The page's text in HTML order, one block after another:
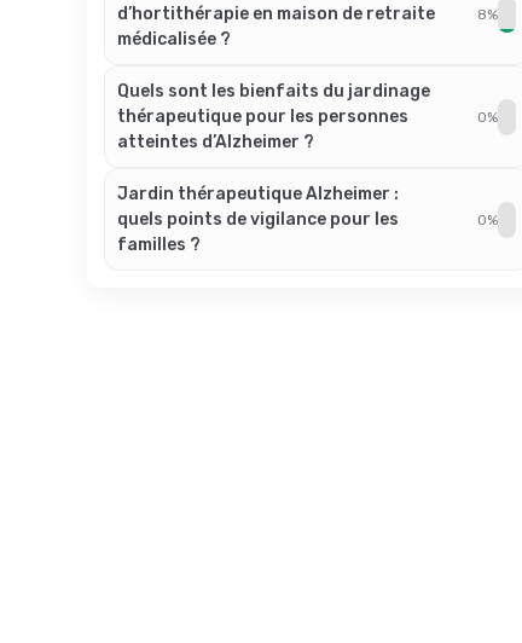
d’hortithérapie en maison de retraite
médicalisée ?
8%
Quels sont les bienfaits du jardinage
thérapeutique pour les personnes
atteintes d’Alzheimer ?
0%
Jardin thérapeutique Alzheimer :
quels points de vigilance pour les
familles ?
0%